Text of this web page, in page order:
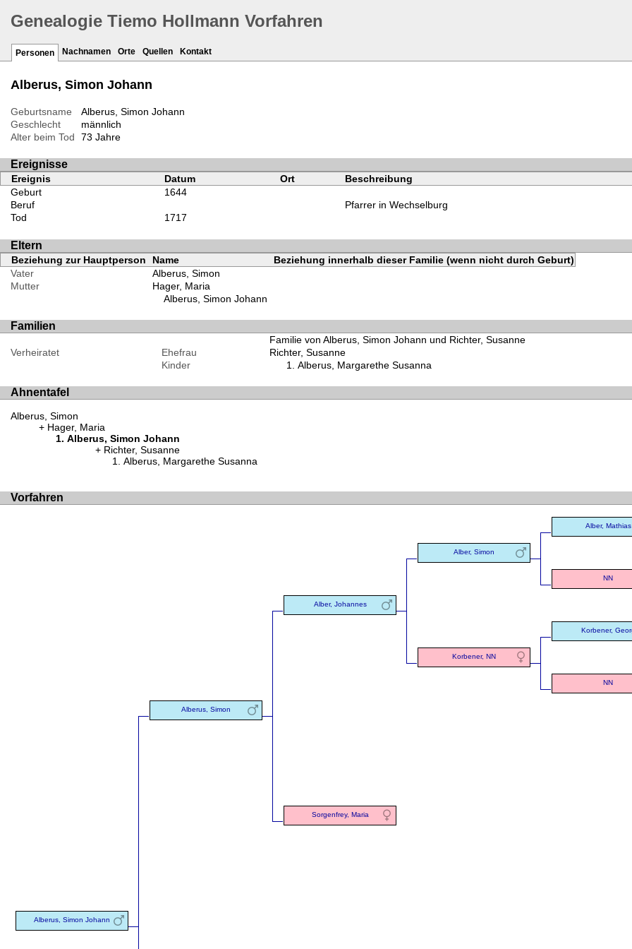
Genealogie Tiemo Hollmann Vorfahren
Personen Nachnamen Orte Quellen Kontakt
Alberus, Simon Johann
Geburtsname
Alberus, Simon Johann
Geschlecht
männlich
Alter beim Tod
73 Jahre
Ereignisse
Ereignis Datum Ort
Beschreibung
Geburt
1644
Beruf
Pfarrer in Wechselburg
Tod
1717
Eltern
Beziehung zur Hauptperson Name
Beziehung innerhalb dieser Familie (wenn nicht durch Geburt)
Vater
Alberus, Simon
Mutter
Hager, Maria
Alberus, Simon Johann
Familien
Familie von Alberus, Simon Johann und Richter, Susanne
Verheiratet
Ehefrau
Richter, Susanne
Kinder
Alberus, Margarethe Susanna
Ahnentafel
Alberus, Simon
Hager, Maria
Alberus, Simon Johann
Richter, Susanne
Alberus, Margarethe Susanna
Vorfahren
Alberus, Simon Johann
Alberus, Simon
Alber, Johannes
Alber, Simon
Alber, Mathias
NN
Korbener, NN
Korbener,
NN
Sorgenfrey, Maria